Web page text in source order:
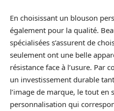
En choisissant un blouson
également pour la qualité.
spécialisées s’assurent de
seulement ont une belle
résistance face à l’usure. Par
un investissement durable
l’image de marque, le tout en
personnalisation qui